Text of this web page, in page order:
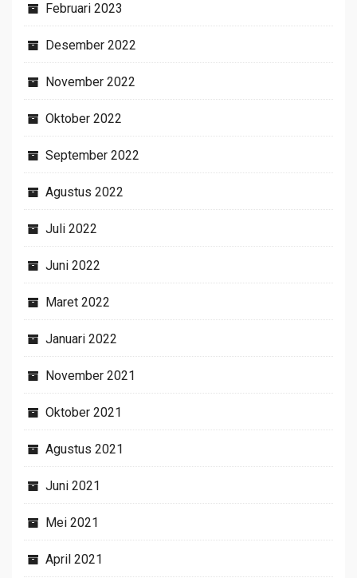
Februari 2023
Desember 2022
November 2022
Oktober 2022
September 2022
Agustus 2022
Juli 2022
Juni 2022
Maret 2022
Januari 2022
November 2021
Oktober 2021
Agustus 2021
Juni 2021
Mei 2021
April 2021